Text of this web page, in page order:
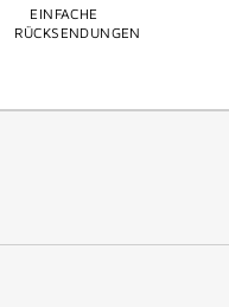
EINFACHE
RÜCKSENDUNGEN